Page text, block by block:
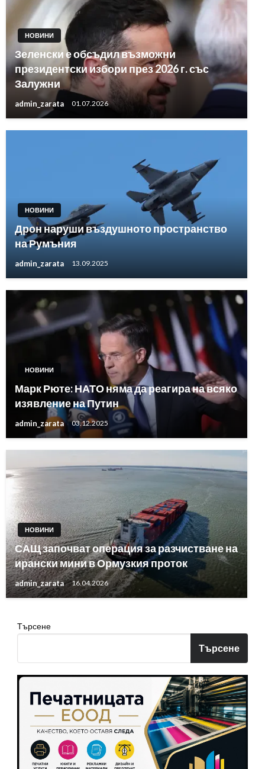
НОВИНИ
Зеленски е обсъдил възможни
президентски избори през 2026 г. със
Залужни
admin_zarata 01.07.2026
НОВИНИ
Дрон наруши въздушното пространство
на Румъния
admin_zarata 13.09.2025
НОВИНИ
Марк Рюте: НАТО няма да реагира на всяко
изявление на Путин
admin_zarata 03.12.2025
НОВИНИ
САЩ започват операция за разчистване на
ирански мини в Ормузкия проток
admin_zarata 16.04.2026
Търсене
Търсене